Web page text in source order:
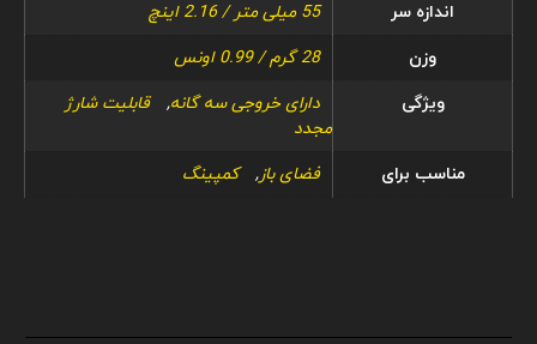
اندازه سر
55 میلی متر / 2.16 اینچ
وزن
28 گرم / 0.99 اونس
ویژگی
دارای خروجی سه گانه,
قابلیت شارژ
مجدد
مناسب برای
فضای باز, کمپینگ